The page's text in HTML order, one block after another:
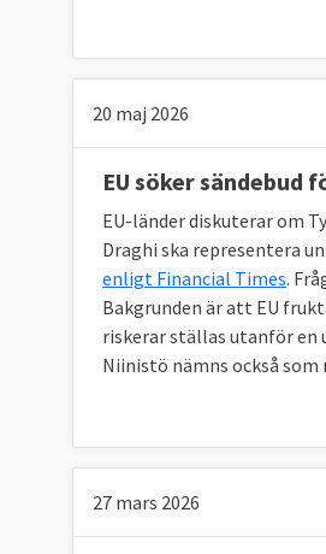
20 maj 2026
EU söker sändebud
EU-länder diskuterar om
Draghi ska representera
enligt Financial Times.
Bakgrunden är att EU
riskerar ställas utanför en
Niinistö nämns också
27 mars 2026